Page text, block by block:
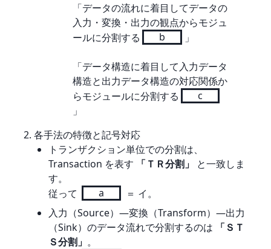
「データの流れに着目してデータの
入力・変換・出力の観点からモジュ
ールに分割する
b 」
「データ構造に着目して入力データ
構造と出力データ構造の対応関係か
らモジュールに分割する
c
」
各手法の特徴と記号対応
トランザクション単位での分割は、
Transaction を表す
「ＴＲ分割」
と一致しま
す。
従って
a
＝ イ。
入力（Source）―変換（Transform）―出力
（Sink）のデータ流れで分割するのは
「ＳＴ
Ｓ分割」 。